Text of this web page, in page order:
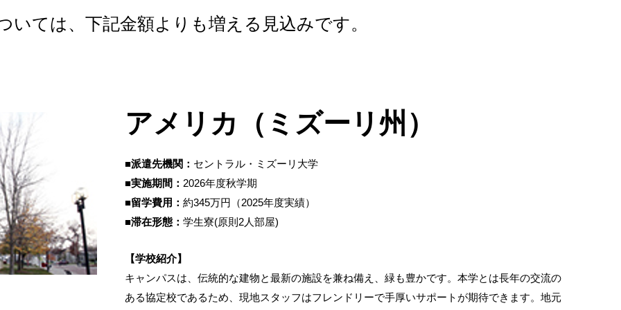
いては、下記金額よりも増える見込みです。
アメリカ（ミズーリ州）
■派遣先機関： セントラル・ミズーリ大学
■実施期間： 2026年度秋学期
■留学費用： 約345万円（2025年度実績）
■滞在形態： 学生寮(原則2人部屋)
【学校紹介】
キャンパスは、伝統的な建物と最新の施設を兼ね備え、緑も豊かです。本学とは長年の交流の
ある協定校であるため、現地スタッフはフレンドリーで手厚いサポートが期待できます。地元